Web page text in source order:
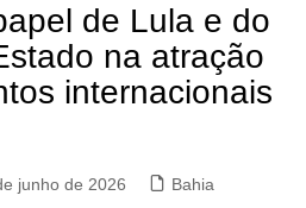
de Lula e do
na atração
internacionais
junho de 2026 Bahia